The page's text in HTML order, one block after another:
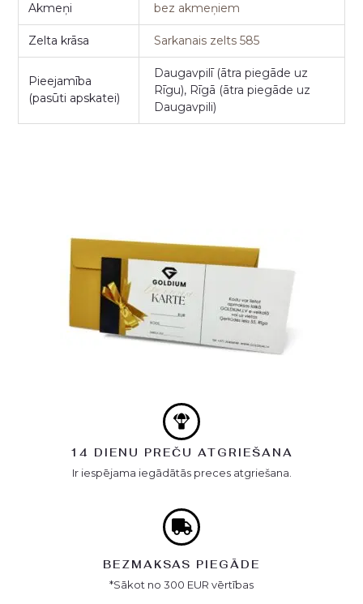
Akmeņi bez akmeņiem
Zelta krāsa Sarkanais zelts 585
Pieejamība
(pasūti apskatei)
Daugavpilī (ātra piegāde uz
Rīgu), Rīgā (ātra piegāde uz
Daugavpili)
14 DIENU PREČU ATGRIEŠANA
Ir iespējama iegādātās preces atgriešana.
BEZMAKSAS PIEGĀDE
*Sākot no 300 EUR vērtības